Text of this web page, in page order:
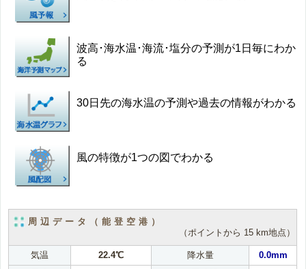
波高･海水温･海流･塩分の予測が1日毎にわか
る
30日先の海水温の予測や過去の情報がわかる
風の特徴が1つの図でわかる
周辺データ（能登空港）
（ポイントから 15 km地点）
気温 22.4℃ 降水量
0.0mm